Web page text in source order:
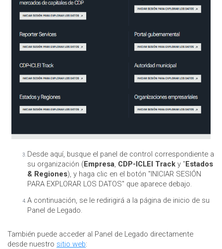
Desde aquí, busque el panel de control correspondiente a
su organización (Empresa, CDP-ICLEI Track y "Estados
& Regiones), y haga clic en el botón "INICIAR SESIÓN
PARA EXPLORAR LOS DATOS" que aparece debajo.
A continuación, se le redirigirá a la página de inicio de su
Panel de Legado.
También puede acceder al Panel de Legado directamente
desde nuestro sitio web: